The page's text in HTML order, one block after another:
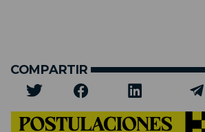
COMPARTIR